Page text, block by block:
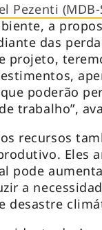
Pezenti (MDB-
a
das
projeto,
poderão
trabalho”,
recursos
Eles
pode
a
desastre